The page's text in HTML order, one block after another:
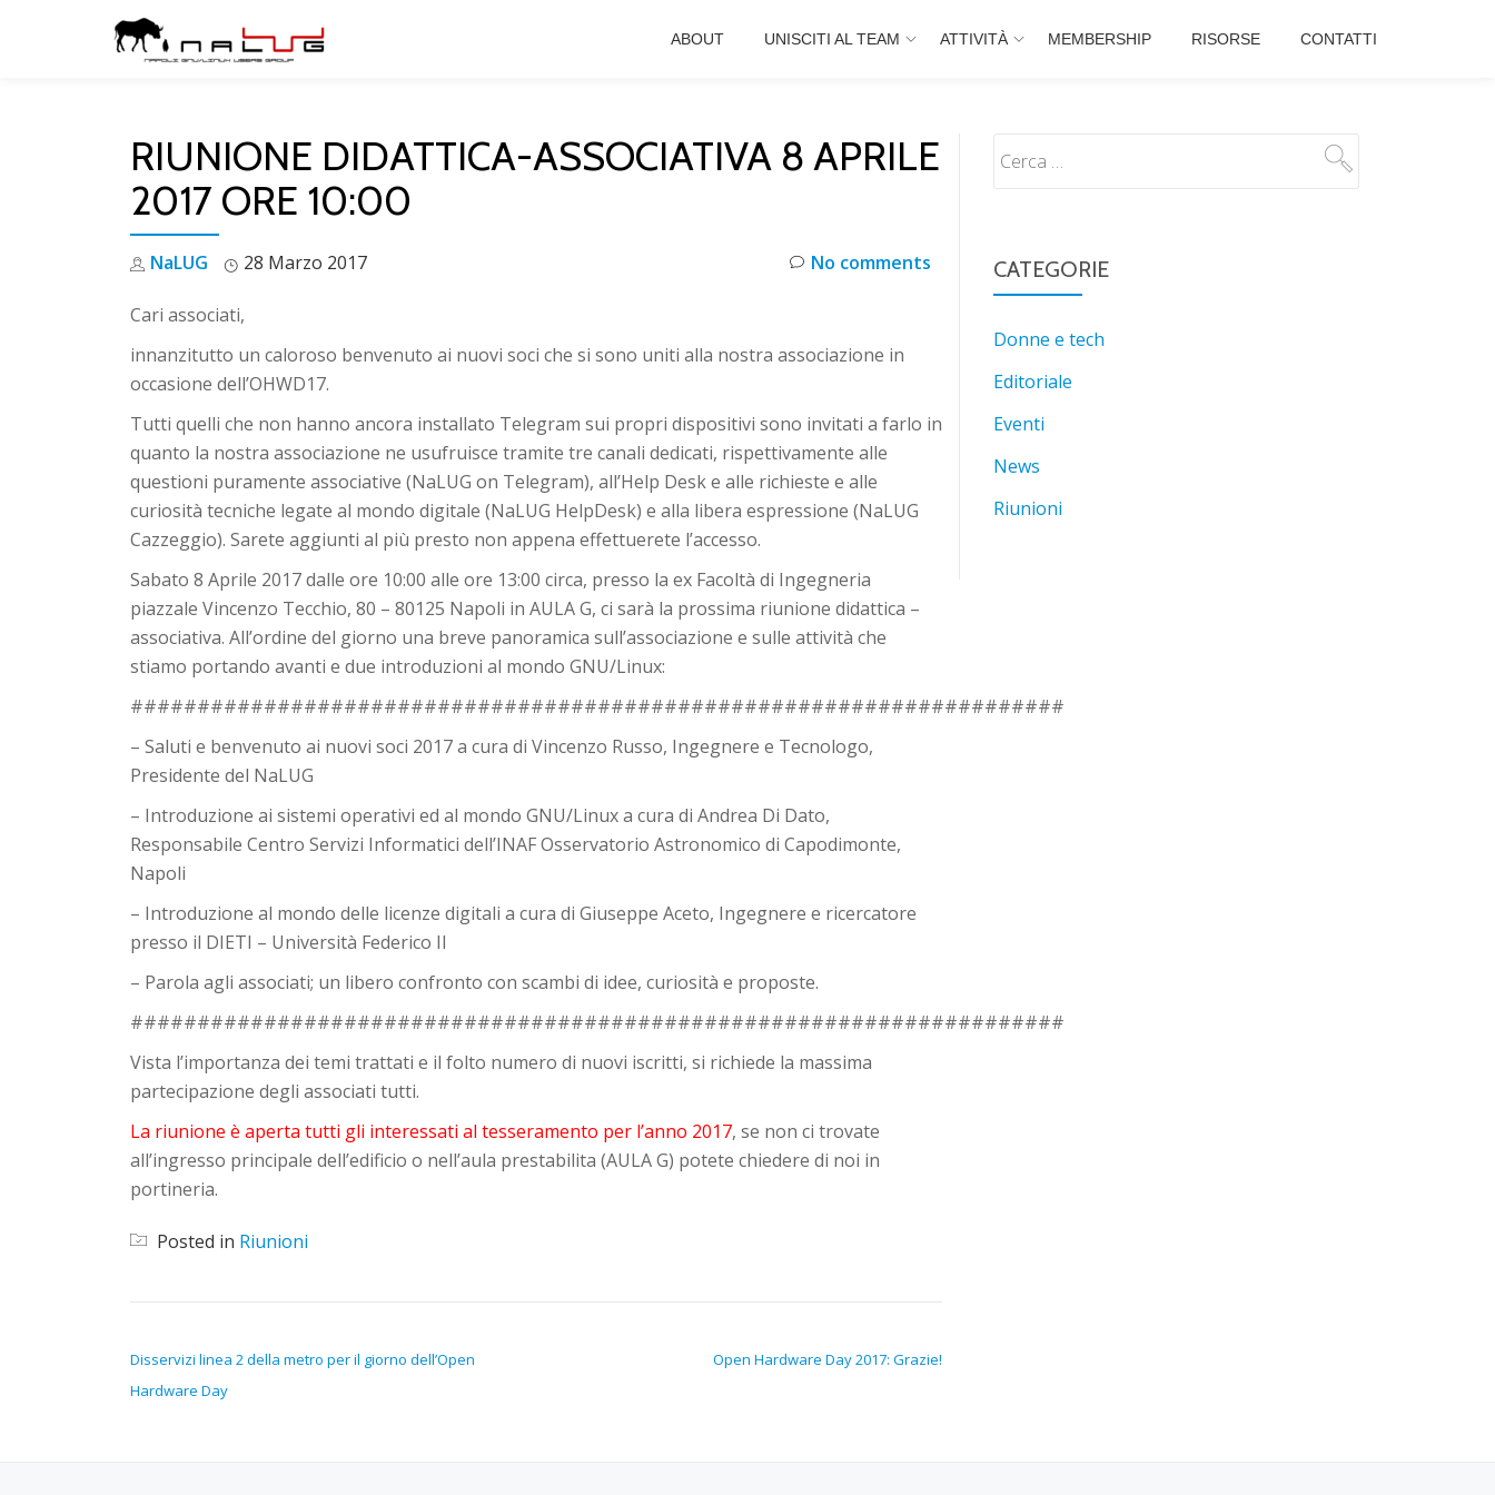
ABOUT UNISCITI AL TEAM ATTIVITÀ MEMBERSHIP RISORSE CONTATTI
RIUNIONE DIDATTICA-ASSOCIATIVA 8 APRILE
2017 ORE 10:00
NaLUG 28 Marzo 2017 No comments
Cari associati,
innanzitutto un caloroso benvenuto ai nuovi soci che si sono uniti alla nostra associazione in
occasione dell’OHWD17.
Tutti quelli che non hanno ancora installato Telegram sui propri dispositivi sono invitati a farlo in
quanto la nostra associazione ne usufruisce tramite tre canali dedicati, rispettivamente alle
questioni puramente associative (NaLUG on Telegram), all’Help Desk e alle richieste e alle
curiosità tecniche legate al mondo digitale (NaLUG HelpDesk) e alla libera espressione (NaLUG
Cazzeggio). Sarete aggiunti al più presto non appena effettuerete l’accesso.
Sabato 8 Aprile 2017 dalle ore 10:00 alle ore 13:00 circa, presso la ex Facoltà di Ingegneria
piazzale Vincenzo Tecchio, 80 – 80125 Napoli in AULA G, ci sarà la prossima riunione didattica –
associativa. All’ordine del giorno una breve panoramica sull’associazione e sulle attività che
stiamo portando avanti e due introduzioni al mondo GNU/Linux:
######################################################################
– Saluti e benvenuto ai nuovi soci 2017 a cura di Vincenzo Russo, Ingegnere e Tecnologo,
Presidente del NaLUG
– Introduzione ai sistemi operativi ed al mondo GNU/Linux a cura di Andrea Di Dato,
Responsabile Centro Servizi Informatici dell’INAF Osservatorio Astronomico di Capodimonte,
Napoli
– Introduzione al mondo delle licenze digitali a cura di Giuseppe Aceto, Ingegnere e ricercatore
presso il DIETI – Università Federico II
– Parola agli associati; un libero confronto con scambi di idee, curiosità e proposte.
######################################################################
Vista l’importanza dei temi trattati e il folto numero di nuovi iscritti, si richiede la massima
partecipazione degli associati tutti.
La riunione è aperta tutti gli interessati al tesseramento per l’anno 2017, se non ci trovate
all’ingresso principale dell’edificio o nell’aula prestabilita (AULA G) potete chiedere di noi in
portineria.
Posted in Riunioni
Disservizi linea 2 della metro per il giorno dell’Open
Hardware Day
Open Hardware Day 2017: Grazie!
CATEGORIE
Donne e tech
Editoriale
Eventi
News
Riunioni